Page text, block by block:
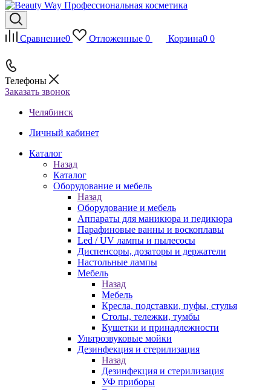
Сравнение0 Отложенные 0 Корзина0 0
Телефоны
Заказать звонок
Челябинск
Личный кабинет
Каталог
Назад
Каталог
Оборудование и мебель
Назад
Оборудование и мебель
Аппараты для маникюра и педикюра
Парафиновые ванны и воскоплавы
Led / UV лампы и пылесосы
Диспенсоры, дозаторы и держатели
Настольные лампы
Мебель
Назад
Мебель
Кресла, подставки, пуфы, стулья
Столы, тележки, тумбы
Кушетки и принадлежности
Ультрозвуковые мойки
Дезинфекция и стерилизация
Назад
Дезинфекция и стерилизация
УФ приборы